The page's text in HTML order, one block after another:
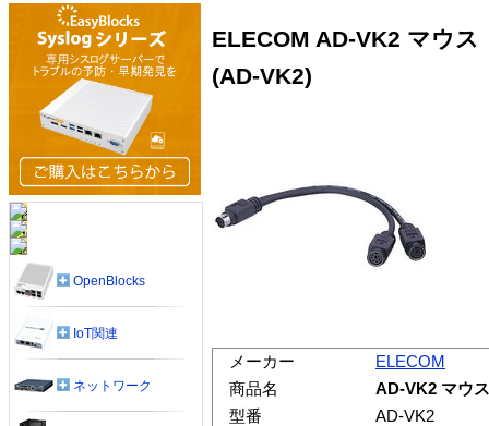
ELECOM AD-VK2 マウ
(AD-VK2)
メーカー
ELECOM
商品名
AD-VK2 マウ
型番
AD-VK2
OpenBlocks
IoT関連
ネットワーク